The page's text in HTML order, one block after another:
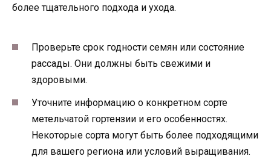
более тщательного подхода и ухода.
Проверьте срок годности семян или состояние
рассады. Они должны быть свежими и
здоровыми.
Уточните информацию о конкретном сорте
метельчатой гортензии и его особенностях.
Некоторые сорта могут быть более подходящими
для вашего региона или условий выращивания.